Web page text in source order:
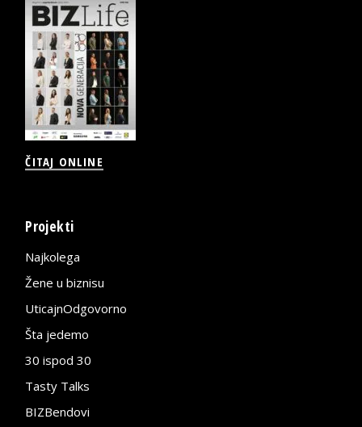
ČITAJ ONLINE
Projekti
Najkolega
Žene u biznisu
UticajnOdgovorno
Šta jedemo
30 ispod 30
Tasty Talks
BIZBendovi